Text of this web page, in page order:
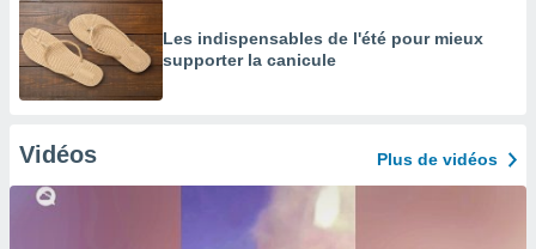
Les indispensables de l'été pour mieux
supporter la canicule
Vidéos Plus de vidéos